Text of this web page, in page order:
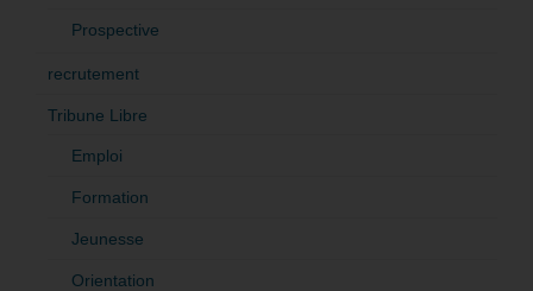
Prospective
recrutement
Tribune Libre
Emploi
Formation
Jeunesse
Orientation